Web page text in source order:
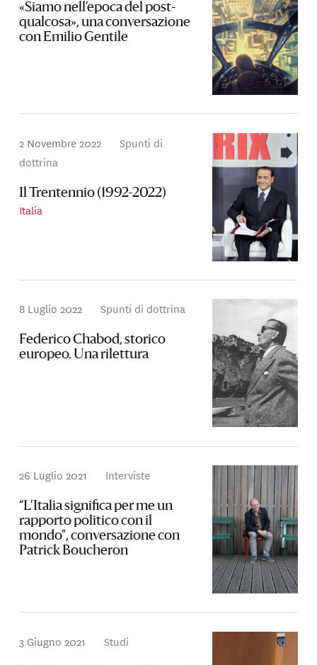
«Siamo nell’epoca del post-
qualcosa», una conversazione
con Emilio Gentile
2 Novembre 2022
Spunti di
dottrina
Il Trentennio (1992-2022)
Italia
8 Luglio 2022 Spunti di dottrina
Federico Chabod, storico
europeo. Una rilettura
26 Luglio 2021 Interviste
“L’Italia significa per me un
rapporto politico con il
mondo”, conversazione con
Patrick Boucheron
3 Giugno 2021 Studi